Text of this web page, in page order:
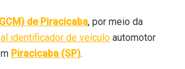
de Piracicaba, por meio da
identificador de veículo automotor
Piracicaba (SP).